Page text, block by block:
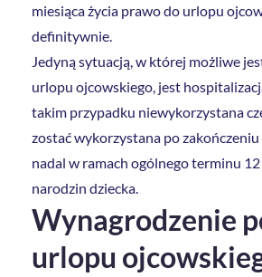
miesiąca życia prawo do urlopu
definitywnie.
Jedyną sytuacją, w której możliwe
urlopu ojcowskiego, jest
takim przypadku niewykorzystana
zostać wykorzystana po
nadal w ramach ogólnego terminu
narodzin dziecka.
Wynagrodzenie
urlopu